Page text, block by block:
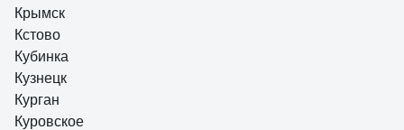
Крымск
Кстово
Кубинка
Кузнецк
Курган
Куровское